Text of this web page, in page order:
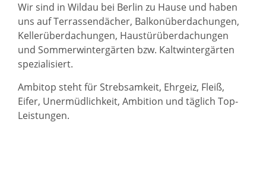
Wir sind in Wildau bei Berlin zu Hause und haben
uns auf Terrassendächer, Balkonüberdachungen,
Kellerüberdachungen, Haustürüberdachungen
und Sommerwintergärten bzw. Kaltwintergärten
spezialisiert.
Ambitop steht für Strebsamkeit, Ehrgeiz, Fleiß,
Eifer, Unermüdlichkeit, Ambition und täglich Top-
Leistungen.